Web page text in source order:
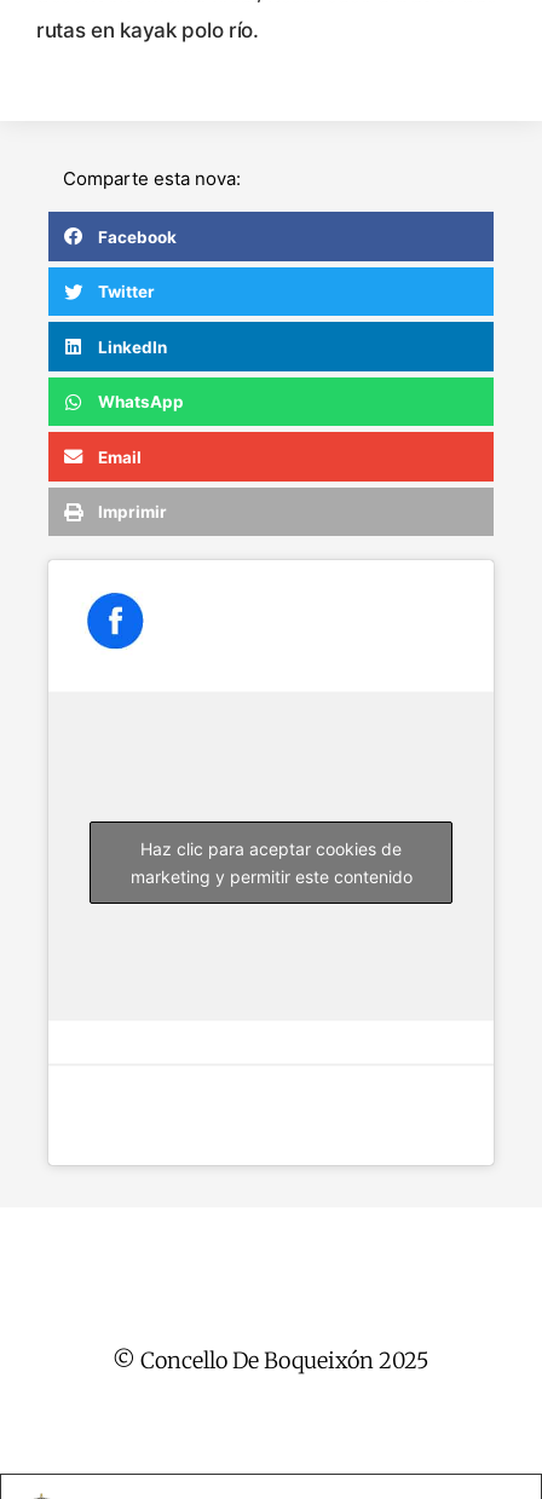
rutas en kayak polo río.
Comparte esta nova:
Facebook
Twitter
LinkedIn
WhatsApp
Email
Imprimir
Haz clic para aceptar cookies de
marketing y permitir este contenido
© Concello De Boqueixón 2025